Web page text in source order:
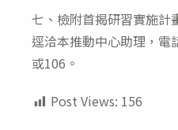
七、檢附首揭研習實施計
逕洽本推動中心助理，
或106。
Post Views: 156